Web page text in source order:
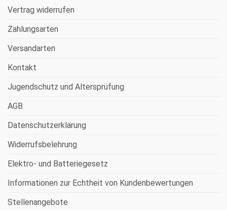
Vertrag widerrufen
Zahlungsarten
Versandarten
Kontakt
Jugendschutz und Altersprüfung
AGB
Datenschutzerklärung
Widerrufsbelehrung
Elektro- und Batteriegesetz
Informationen zur Echtheit von Kundenbewertungen
Stellenangebote